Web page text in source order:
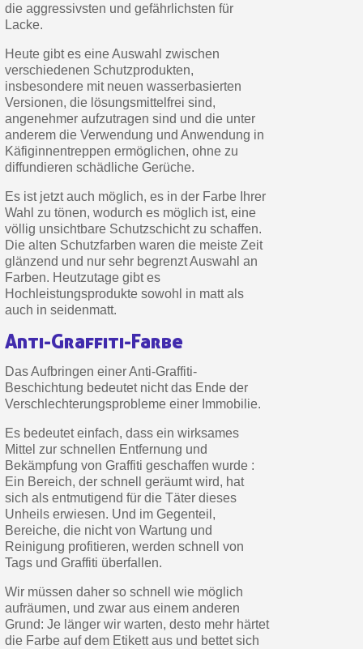
Rücksendung von
10€ Einkaufsgutschein
die aggressivsten und gefährlichsten für
Lacke.
Heute gibt es eine Auswahl zwischen
verschiedenen Schutzprodukten,
insbesondere mit neuen wasserbasierten
Versionen, die lösungsmittelfrei sind,
angenehmer aufzutragen sind und die unter
anderem die Verwendung und Anwendung in
Käfiginnentreppen ermöglichen, ohne zu
diffundieren schädliche Gerüche.
Es ist jetzt auch möglich, es in der Farbe Ihrer
Wahl zu tönen, wodurch es möglich ist, eine
völlig unsichtbare Schutzschicht zu schaffen.
Die alten Schutzfarben waren die meiste Zeit
glänzend und nur sehr begrenzt Auswahl an
Farben. Heutzutage gibt es
Hochleistungsprodukte sowohl in matt als
auch in seidenmatt.
Anti-Graffiti-Farbe
Das Aufbringen einer Anti-Graffiti-
Beschichtung bedeutet nicht das Ende der
Verschlechterungsprobleme einer Immobilie.
Es bedeutet einfach, dass ein wirksames
Mittel zur schnellen Entfernung und
Bekämpfung von Graffiti geschaffen wurde :
Ein Bereich, der schnell geräumt wird, hat
sich als entmutigend für die Täter dieses
Unheils erwiesen. Und im Gegenteil,
Bereiche, die nicht von Wartung und
Reinigung profitieren, werden schnell von
Tags und Graffiti überfallen.
Wir müssen daher so schnell wie möglich
aufräumen, und zwar aus einem anderen
Grund: Je länger wir warten, desto mehr härtet
die Farbe auf dem Etikett aus und bettet sich